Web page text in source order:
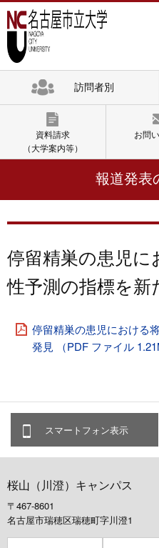
グ
ロ
バ
シ
ン
本
文
ロ
ー
ル
ョ
へ
フ
ッ
ー
訪問者別
資料請求
（大学案内等）
お問
報道発表
停留精巣の患児
性予測の指標を新
停留精巣の患児における
発見 （PDF ファイル
スマートフォン表示
桜山（川澄）キャンパス
〒467-8601
名古屋市瑞穂区瑞穂町字川澄1